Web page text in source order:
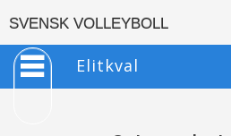
SVENSK VOLLEYBOLL
Elitkval